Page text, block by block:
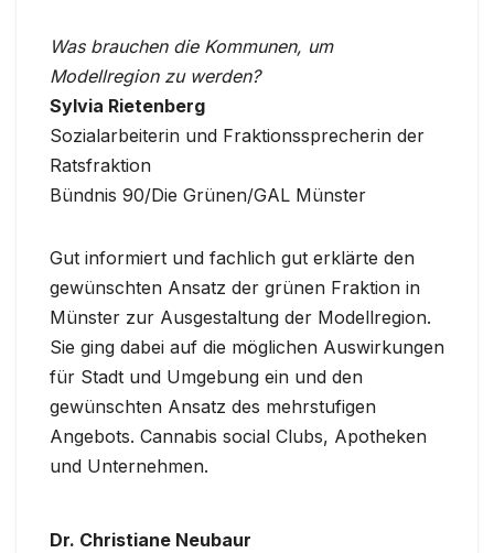
Was brauchen die Kommunen, um
Modellregion zu werden?
Sylvia Rietenberg
Sozialarbeiterin und Fraktionssprecherin der
Ratsfraktion
Bündnis 90/Die Grünen/GAL Münster
Gut informiert und fachlich gut erklärte den
gewünschten Ansatz der grünen Fraktion in
Münster zur Ausgestaltung der Modellregion.
Sie ging dabei auf die möglichen Auswirkungen
für Stadt und Umgebung ein und den
gewünschten Ansatz des mehrstufigen
Angebots. Cannabis social Clubs, Apotheken
und Unternehmen.
Dr. Christiane Neubaur